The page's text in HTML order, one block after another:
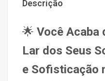
Descrição
🌟 Você Acaba
Lar dos Seus
e Sofisticação